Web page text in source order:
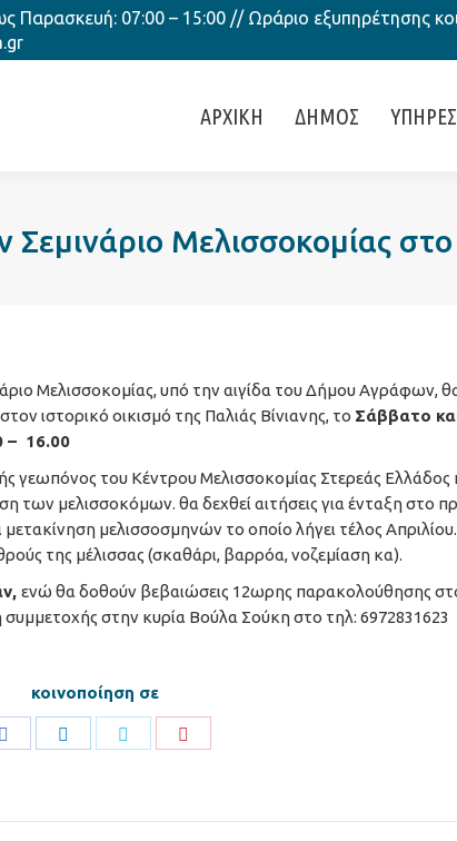
Παρασκευή: 07:00 – 15:00 // Ωράριο εξυπηρέτησης
ΑΡΧΙΚΗ ΔΗΜΟΣ
Μελισσοκομίας
Μελισσοκομίας, υπό την αιγίδα του Δήμου Αγράφων,
στον ιστορικό οικισμό της Παλιάς Βίνιανης, το Σάββατο
– 16.00
γεωπόνος του Κέντρου Μελισσοκομίας Στερεάς Ελλάδος
των μελισσοκόμων. θα δεχθεί αιτήσεις για ένταξη στο
μελισσοσμηνών το οποίο λήγει τέλος
της μέλισσας (σκαθάρι, βαρρόα, νοζεμίαση κα).
ενώ θα δοθούν βεβαιώσεις 12ωρης παρακολούθησης
στην κυρία Βούλα Σούκη στο τηλ: 6972831623
κοινοποίηση σε